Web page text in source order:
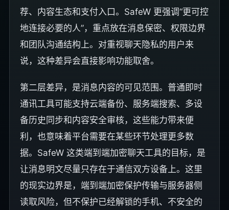
荐、内容生态和支付入口。SafeW 更强调“更可控
地连接必要的人”，重点放在消息保密、权限边界
和团队沟通结构上。对重视聊天隐私的用户来
说，这种差异会直接影响功能取舍。
第二层差异，是消息内容的可见范围。普通即时
通讯工具可能支持云端备份、服务端搜索、多设
备历史同步和内容安全审核，这些能力带来便
利，也意味着平台需要在某些环节处理更多数
据。SafeW 这类端到端加密聊天工具的目标，是
让消息明文尽量只存在于通信双方设备上。这里
的现实边界是，端到端加密保护传输与服务器侧
读取风险，但不保护已经解锁的手机、不安全的